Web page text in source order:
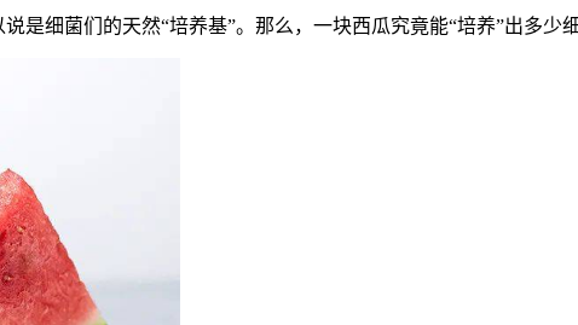
说是细菌们的天然“培养基”。那么，一块西瓜究竟能“培养”出多少